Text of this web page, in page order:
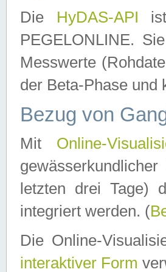
Die HyDAS-API
PEGELONLINE.
Messwerte
der Beta-Phase und
Bezug von
Mit Online-
letzten drei Tage)
integriert werden. (
Die Online-
interaktiver Form